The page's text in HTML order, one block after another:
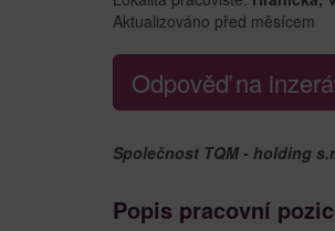
Aktualizováno před měsícem
Odpověď na
Společnost TQM - holding
Popis pracovní